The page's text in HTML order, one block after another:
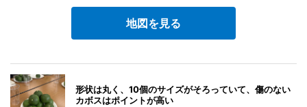
地図を見る
形状は丸く、10個のサイズがそろっていて、傷のない
カボスはポイントが高い